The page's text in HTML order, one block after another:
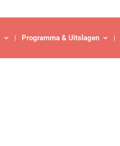
Programma & Uitslagen